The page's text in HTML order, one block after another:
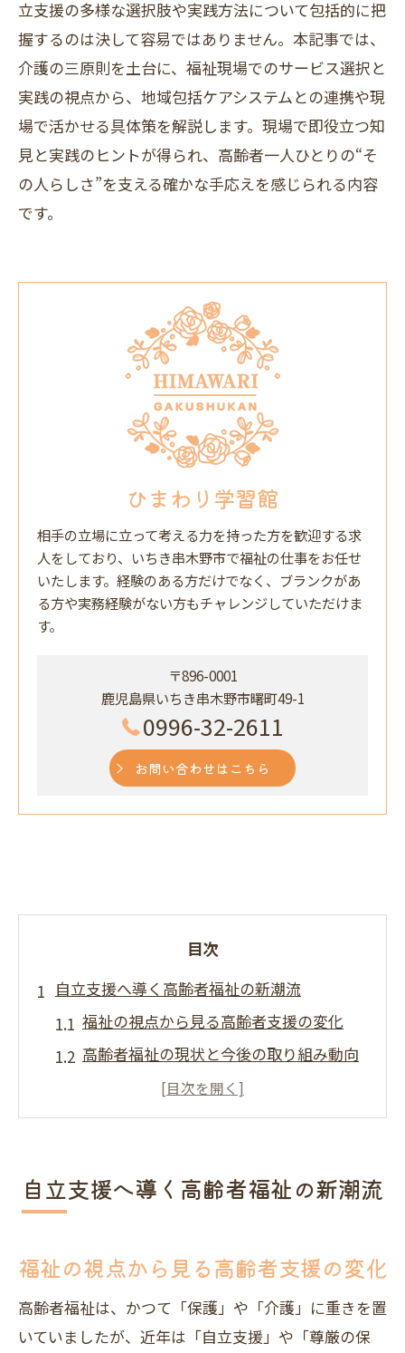
立支援の多様な選択肢や実践方法について包括的に把
握するのは決して容易ではありません。本記事では、
介護の三原則を土台に、福祉現場でのサービス選択と
実践の視点から、地域包括ケアシステムとの連携や現
場で活かせる具体策を解説します。現場で即役立つ知
見と実践のヒントが得られ、高齢者一人ひとりの“そ
の人らしさ”を支える確かな手応えを感じられる内容
です。
ひまわり学習館
相手の立場に立って考える力を持った方を歓迎する求
人をしており、いちき串木野市で福祉の仕事をお任せ
いたします。経験のある方だけでなく、ブランクがあ
る方や実務経験がない方もチャレンジしていただけま
す。
〒896-0001
鹿児島県いちき串木野市曙町49-1
0996-32-2611
お問い合わせはこちら
目次
自立支援へ導く高齢者福祉の新潮流
福祉の視点から見る高齢者支援の変化
高齢者福祉の現状と今後の取り組み動向
自立支援を目指す福祉サービスの特徴と
は
目
現場で実践できる福祉支援方法の具体例
福祉専門職が注目する高齢者支援の工夫
高齢者福祉で役立つ現場支援のポイント
自立支援へ導く高齢者福祉の新潮流
福祉の視点から見る高齢者支援の変化
高齢者福祉は、かつて「保護」や「介護」に重きを置
いていましたが、近年は「自立支援」や「尊厳の保